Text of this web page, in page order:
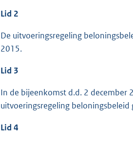
Lid 2
De uitvoeringsregeling
2015.
Lid 3
In de bijeenkomst d.d. 2 december
uitvoeringsregeling
Lid 4